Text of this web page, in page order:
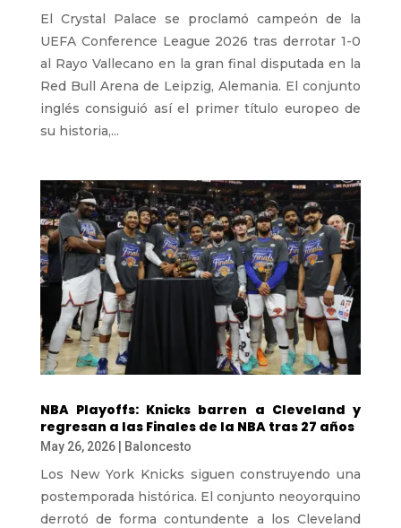
El Crystal Palace se proclamó campeón de la
UEFA Conference League 2026 tras derrotar 1-0
al Rayo Vallecano en la gran final disputada en la
Red Bull Arena de Leipzig, Alemania. El conjunto
inglés consiguió así el primer título europeo de
su historia,...
NBA Playoffs: Knicks barren a Cleveland y
regresan a las Finales de la NBA tras 27 años
May 26, 2026| Baloncesto
Los New York Knicks siguen construyendo una
postemporada histórica. El conjunto neoyorquino
derrotó de forma contundente a los Cleveland